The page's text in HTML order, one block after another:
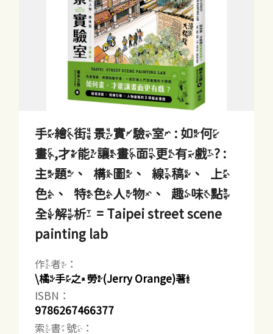
手繪街景實驗室 : 如何
畫,才能讓畫面更有戲? :
主題、構圖、線稿、上
色、特色人物、趣味點
全解析 = Taipei street scene
painting lab
作者：
\橘手之勞(Jerry Orange)著
ISBN：
9786267466377
索書號：